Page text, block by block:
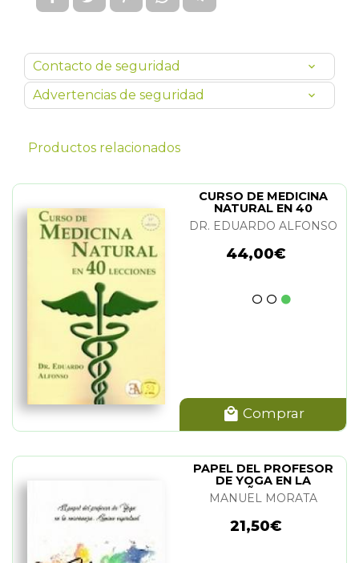
Contacto de seguridad
Advertencias de seguridad
Productos relacionados
CURSO DE MEDICINA
NATURAL EN 40
LECCIONES
DR. EDUARDO ALFONSO
44,00€
Comprar
PAPEL DEL PROFESOR
DE YOGA EN LA
ENSEÑANZA. EL
MANUEL MORATA
21,50€